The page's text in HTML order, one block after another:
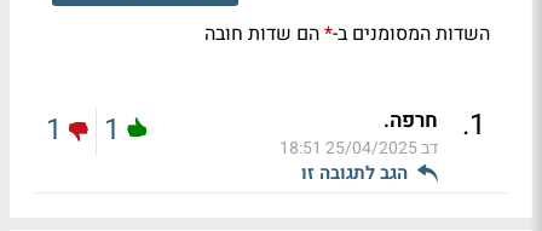
השדות המסומנים ב-*הם שדות חובה
1
. חרפה.
דב25/04/2025 18:51
הגב לתגובה זו
1
1